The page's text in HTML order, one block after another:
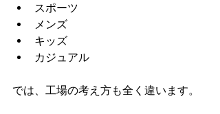
スポーツ
メンズ
キッズ
カジュアル
では、工場の考え方も全く違います。